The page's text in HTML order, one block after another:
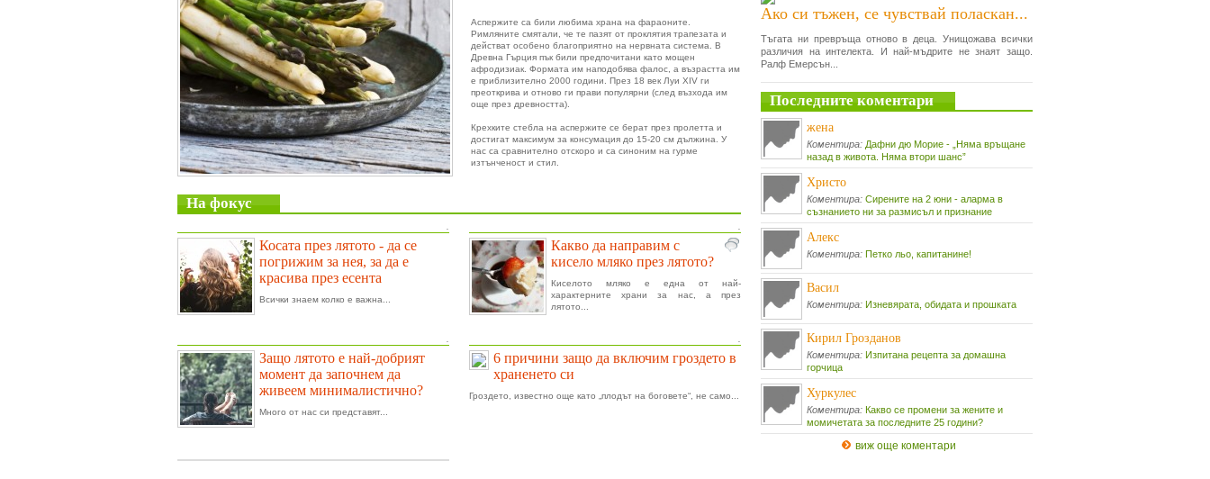
Аспержите са били любима храна на фараоните.
Римляните смятали, че те пазят от проклятия трапезата и
действат особено благоприятно на нервната система. В
Древна Гърция пък били предпочитани като мощен
афродизиак. Формата им наподобява фалос, а възрастта им
е приблизително 2000 години. През 18 век Луи XIV ги
преоткрива и отново ги прави популярни (след възхода им
още през древността).
Крехките стебла на аспержите се берат през пролетта и
достигат максимум за консумация до 15-20 см дължина. У
нас са сравнително отскоро и са синоним на гурме
изтънченост и стил.
На фокус
Косата през лятото - да се
погрижим за нея, за да е
красива през есента
Всички знаем колко е важна...
Какво да направим с
кисело мляко през лятото?
Киселото мляко е една от най-
характерните храни за нас, а през
лятото...
Защо лятото е най-добрият
момент да започнем да
живеем минималистично?
Много от нас си представят...
6 причини защо да включим гроздето в
храненето си
Гроздето, известно още като „плодът на боговете“, не само...
Ако си тъжен, се чувствай поласкан...
Тъгата ни превръща отново в деца. Унищожава всички
различия на интелекта. И най-мъдрите не знаят защо.
Ралф Емерсън...
Последните коментари
жена
Коментира: Дафни дю Морие - „Няма връщане
назад в живота. Няма втори шанс”
Христо
Коментира: Сирените на 2 юни - аларма в
съзнанието ни за размисъл и признание
Алекс
Коментира: Петко льо, капитанине!
Васил
Коментира: Изневярата, обидата и прошката
Кирил Грозданов
Коментира: Изпитана рецепта за домашна
горчица
Хуркулес
Коментира: Какво се промени за жените и
момичетата за последните 25 години?
виж още коментари